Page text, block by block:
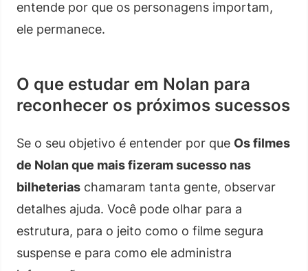
entende por que os personagens importam,
ele permanece.
O que estudar em Nolan para
reconhecer os próximos sucessos
Se o seu objetivo é entender por que Os filmes
de Nolan que mais fizeram sucesso nas
bilheterias chamaram tanta gente, observar
detalhes ajuda. Você pode olhar para a
estrutura, para o jeito como o filme segura
suspense e para como ele administra